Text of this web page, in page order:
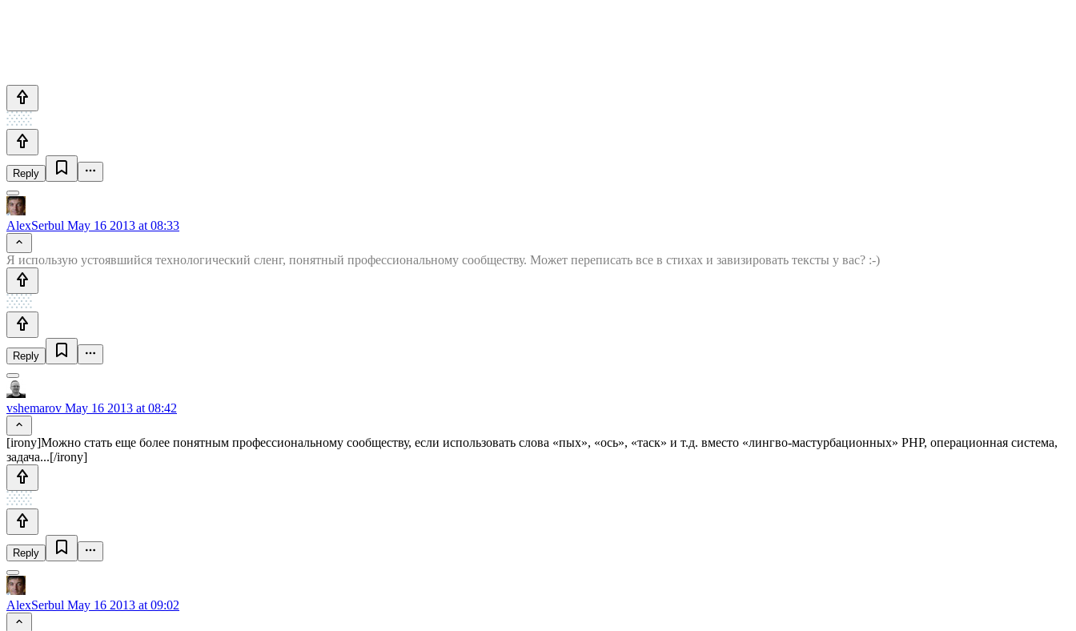
Reply
AlexSerbul May 16 2013 at 08:33
Я использую устоявшийся технологический сленг, понятный профессиональному сообществу. Может переписать все в стихах и завизировать тексты у вас? :-)
Reply
vshemarov May 16 2013 at 08:42
[irony]Можно стать еще более понятным профессиональному сообществу, если использовать слова «пых», «ось», «таск» и т.д. вместо «лингво-мастурбационных» PHP, операционная система,
задача...[/irony]
Reply
AlexSerbul May 16 2013 at 09:02